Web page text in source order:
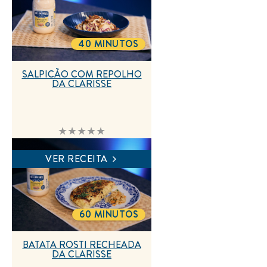
Nenhuma
avaliação
para
este
recipe
SALPICÃO COM REPOLHO
DA CLARISSE
TOTALTIME
40 MINUTOS
VER RECEITA
BATATA ROSTI RECHEADA
DA CLARISSE
TOTALTIME
60 MINUTOS